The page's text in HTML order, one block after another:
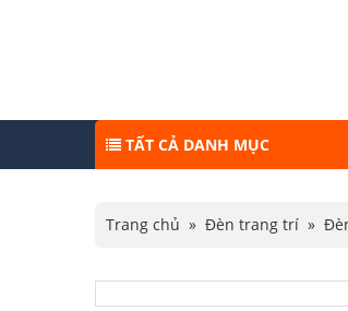
TẤT CẢ DANH MỤC
Trang chủ » Đèn trang trí »